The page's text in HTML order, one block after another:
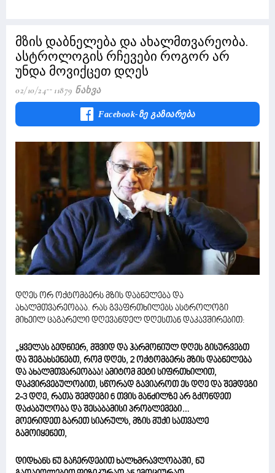
მზის დაბნელება და ახალმთვარეობა.
ასტროლოგის რჩევები როგორ არ
უნდა მოვიქცეთ დღეს
02/10/24 11879 Ნახვა
Facebook-Ზე Გაზიარება
დღეს ორ ოქტომბერს მზის დაბნელება და
ახალმთვარეობაა. რას გვაფრთხილებს ასტროლოგი
მიხეილ ცაგარელი დღევანდელ დღესთან დაკავშირებით:
„ყველას ბედნიერ, მშვიდ და ჰარმონიულ დღეს გისურვებთ
და შეგახსენებთ, რომ დღეს, 2 ოქტომბერს მზის დაბნელება
და ახალმთვარეობაა! ამიტომ მეტი სიფრთხილით,
დაკვირვებულობით, სწორად გავიაროთ ეს დღე და შემდეგი
2-3 დღე, რათა შემდეგი 6 თვის მანძილზე არ გქონდეთ
დაძაბულობა და შესაბამისი პრობლემები…
მოერიდეთ გარეთ სიარულს, მზის მუქი სათვალე
გამოიყენეთ,
დიდხანს ნუ გაჩერდებით ხალხმრავლობაში, ნუ